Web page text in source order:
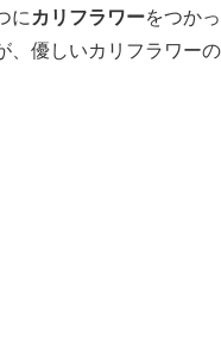
に カリフラワーをつか
優しいカリフラワー